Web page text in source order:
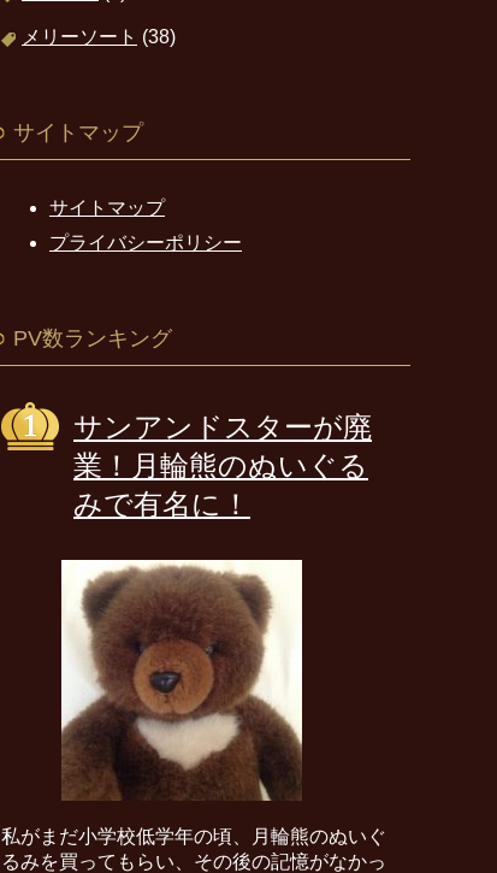
メリーソート (38)
サイトマップ
サイトマップ
プライバシーポリシー
PV数ランキング
サンアンドスターが廃
業！月輪熊のぬいぐる
みで有名に！
私がまだ小学校低学年の頃、月輪熊のぬいぐ
るみを買ってもらい、その後の記憶がなかっ